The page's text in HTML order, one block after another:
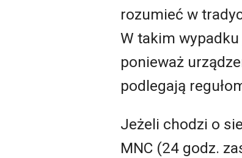
rozumieć w
W takim
ponieważ
podlegają
Jeżeli chodzi o
MNC (24 godz.